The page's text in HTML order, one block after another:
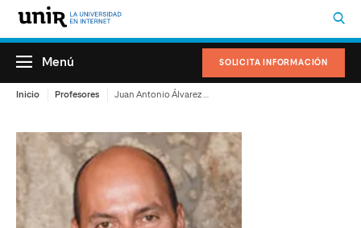
SOLICITA INFORMACIÓN
Menú
Inicio Profesores